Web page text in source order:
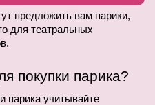
предложить вам парики,
для театральных
покупки парика?
парика учитывайте